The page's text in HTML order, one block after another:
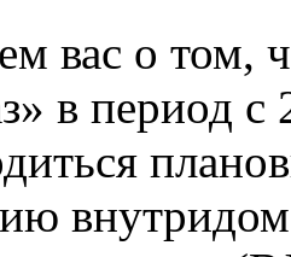
вас о том,
в период с